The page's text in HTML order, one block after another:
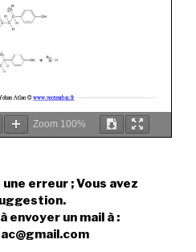
Zoom 100%
erreur ; Vous avez
envoyer un mail à :